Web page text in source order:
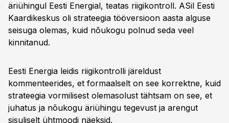
äriühingul Eesti Energial, teatas riigikontroll. ASil Eesti
Kaardikeskus oli strateegia tööversioon aasta alguse
seisuga olemas, kuid nõukogu polnud seda veel
kinnitanud.
Eesti Energia leidis riigikontrolli järeldust
kommenteerides, et formaalselt on see korrektne, kuid
strateegia vormilisest olemasolust tähtsam on see, et
juhatus ja nõukogu äriühingu tegevust ja arengut
sisuliselt ühtmoodi näeksid.